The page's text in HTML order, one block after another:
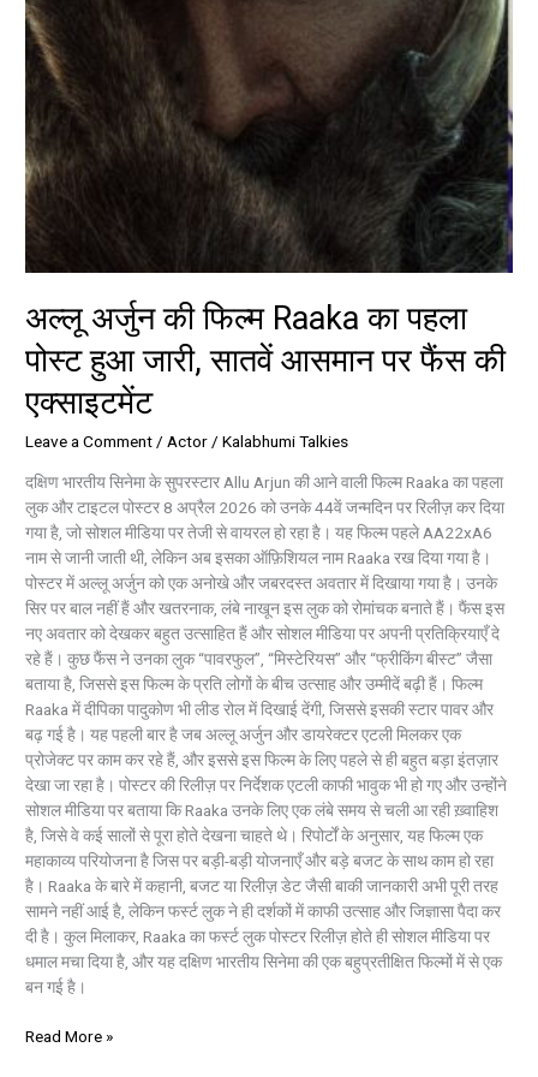
अल्लू अर्जुन की फिल्म Raaka का पहला
पोस्ट हुआ जारी, सातवें आसमान पर फैंस की
एक्साइटमेंट
Leave a Comment/Actor/Kalabhumi Talkies
दक्षिण भारतीय सिनेमा के सुपरस्टार Allu Arjun की आने वाली फिल्म Raaka का पहला
लुक और टाइटल पोस्टर 8 अप्रैल 2026 को उनके 44वें जन्मदिन पर रिलीज़ कर दिया
गया है, जो सोशल मीडिया पर तेजी से वायरल हो रहा है। यह फिल्म पहले AA22xA6
नाम से जानी जाती थी, लेकिन अब इसका ऑफ़िशियल नाम Raaka रख दिया गया है।
पोस्टर में अल्लू अर्जुन को एक अनोखे और जबरदस्त अवतार में दिखाया गया है। उनके
सिर पर बाल नहीं हैं और खतरनाक, लंबे नाखून इस लुक को रोमांचक बनाते हैं। फैंस इस
नए अवतार को देखकर बहुत उत्साहित हैं और सोशल मीडिया पर अपनी प्रतिक्रियाएँ दे
रहे हैं। कुछ फैंस ने उनका लुक “पावरफुल”, “मिस्टेरियस” और “फ्रीकिंग बीस्ट” जैसा
बताया है, जिससे इस फिल्म के प्रति लोगों के बीच उत्साह और उम्मीदें बढ़ी हैं। फिल्म
Raaka में दीपिका पादुकोण भी लीड रोल में दिखाई देंगी, जिससे इसकी स्टार पावर और
बढ़ गई है। यह पहली बार है जब अल्लू अर्जुन और डायरेक्टर एटली मिलकर एक
प्रोजेक्ट पर काम कर रहे हैं, और इससे इस फिल्म के लिए पहले से ही बहुत बड़ा इंतज़ार
देखा जा रहा है। पोस्टर की रिलीज़ पर निर्देशक एटली काफी भावुक भी हो गए और उन्होंने
सोशल मीडिया पर बताया कि Raaka उनके लिए एक लंबे समय से चली आ रही ख़्वाहिश
है, जिसे वे कई सालों से पूरा होते देखना चाहते थे। रिपोर्टों के अनुसार, यह फिल्म एक
महाकाव्य परियोजना है जिस पर बड़ी-बड़ी योजनाएँ और बड़े बजट के साथ काम हो रहा
है। Raaka के बारे में कहानी, बजट या रिलीज़ डेट जैसी बाकी जानकारी अभी पूरी तरह
सामने नहीं आई है, लेकिन फर्स्ट लुक ने ही दर्शकों में काफी उत्साह और जिज्ञासा पैदा कर
दी है। कुल मिलाकर, Raaka का फर्स्ट लुक पोस्टर रिलीज़ होते ही सोशल मीडिया पर
धमाल मचा दिया है, और यह दक्षिण भारतीय सिनेमा की एक बहुप्रतीक्षित फिल्मों में से एक
बन गई है।
जारी,
सातवें
आसमान
फैंस
की
एक्साइटमेंट
Read More »